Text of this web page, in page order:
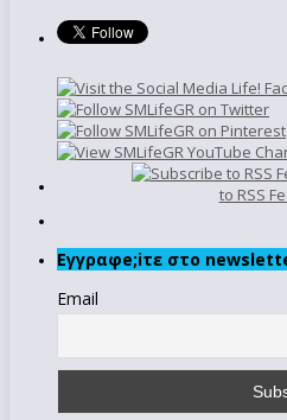
to RSS
Εγγραφe;iτε στο
Email